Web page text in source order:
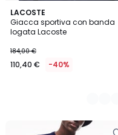
LACOSTE
Giacca sportiva con banda
logata Lacoste
184,00 €
110,40 € -40%
2
Colori